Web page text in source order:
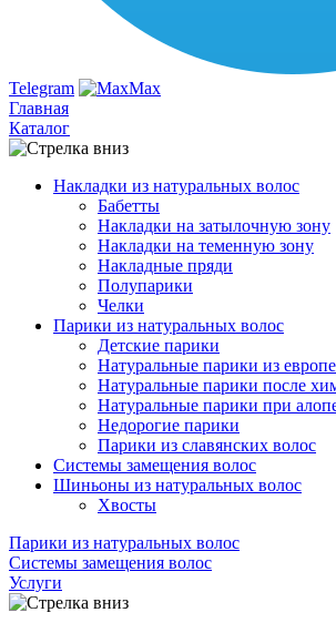
Telegram
Max
Главная
Каталог
Накладки из натуральных волос
Бабетты
Накладки на затылочную зону
Накладки на теменную зону
Накладные пряди
Полупарики
Челки
Парики из натуральных волос
Детские парики
Натуральные парики из
Натуральные парики после
Натуральные парики при
Недорогие парики
Парики из славянских волос
Системы замещения волос
Шиньоны из натуральных волос
Хвосты
Парики из натуральных волос
Системы замещения волос
Услуги